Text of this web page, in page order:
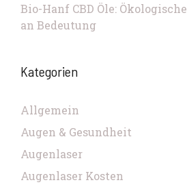
Bio-Hanf CBD Öle:
an Bedeutung
Kategorien
Allgemein
Augen & Gesundheit
Augenlaser
Augenlaser Kosten